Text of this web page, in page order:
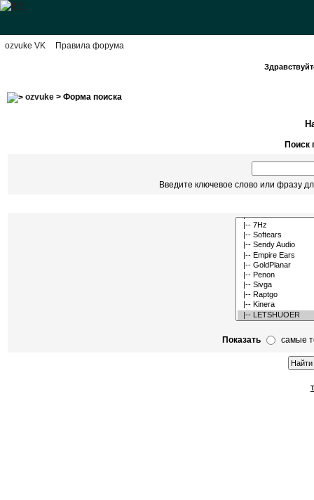
ozvuke VK Правила форума
ozvuke> Форма поиска
Поиск
Введите ключевое слово или фразу
Показать самые